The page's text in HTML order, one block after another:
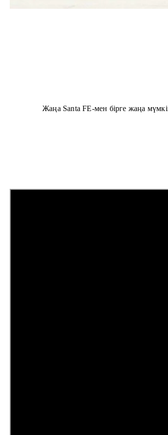
Жаңа Santa FE-мен бірге жаңа